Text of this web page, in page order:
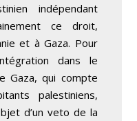
indépendant
ce droit,
et à Gaza. Pour
dans le
Gaza, qui compte
palestiniens,
d’un veto de la